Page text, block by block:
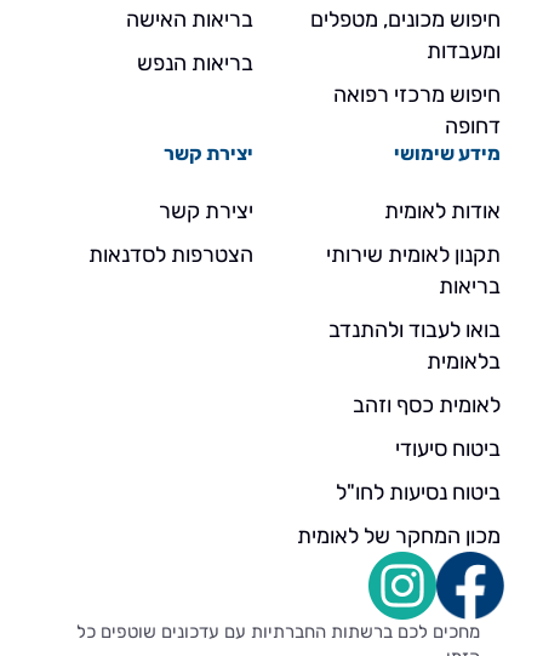
חיפוש מכונים, מטפלים
ומעבדות
חיפוש מרכזי רפואה
דחופה
בריאות האישה
בריאות הנפש
מידע שימושי
אודות לאומית
תקנון לאומית שירותי
בריאות
בואו לעבוד ולהתנדב
בלאומית
לאומית כסף וזהב
ביטוח סיעודי
ביטוח נסיעות לחו"ל
מכון המחקר של לאומית
יצירת קשר
יצירת קשר
הצטרפות לסדנאות
מחכים לכם ברשתות החברתיות עם עדכונים שוטפים כל